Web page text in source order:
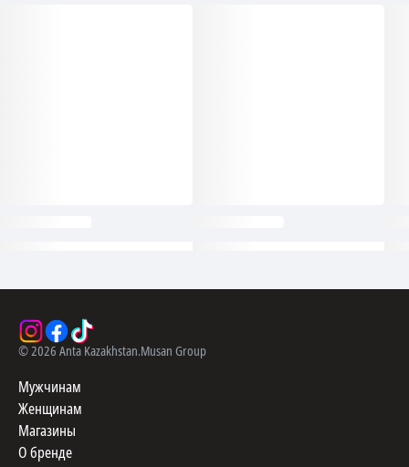
©2026 Anta Kazakhstan.Musan Group
Мужчинам
Женщинам
Магазины
О бренде